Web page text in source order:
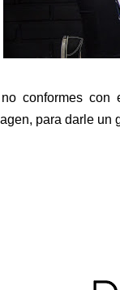
conformes con
para darle un